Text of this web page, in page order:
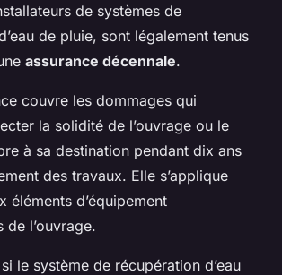
de systèmes de
de pluie, sont légalement tenus
assurance décennale.
couvre les dommages qui
la solidité de l’ouvrage ou le
à sa destination pendant dix ans
des travaux. Elle s’applique
éléments d’équipement
de l’ouvrage.
le système de récupération d’eau